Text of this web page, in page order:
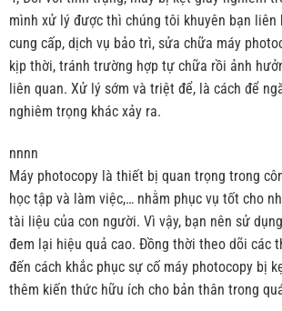
mình xử lý được thì chúng tôi khuyên bạn liên
cung cấp, dịch vụ bảo trì, sửa chữa máy
kịp thời, tránh trường hợp tự chữa rồi ảnh
liên quan. Xử lý sớm và triệt để, là cách để
nghiêm trọng khác xảy ra.
nnnn
Máy photocopy là thiết bị quan trọng trong
học tập và làm việc,… nhằm phục vụ tốt cho
tài liệu của con người. Vì vậy, bạn nên sử
đem lại hiệu quả cao. Đồng thời theo dõi các
đến cách khắc phục sự cố máy photocopy bị
thêm kiến thức hữu ích cho bản thân trong